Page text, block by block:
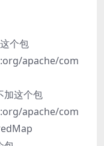
个包
apache/com
这个包
apache/com